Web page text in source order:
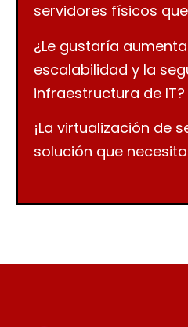
servidores físicos
¿Le gustaría
escalabilidad y la
infraestructura de IT?
¡La virtualización de
solución que